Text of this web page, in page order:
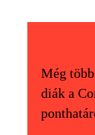
Még
diák a